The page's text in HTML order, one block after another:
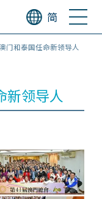
简
门和泰国任命新领导人
新领导人